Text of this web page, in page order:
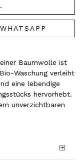
Baumwolle ist
Waschung verleiht
eine lebendige
hervorhebt.
unverzichtbaren